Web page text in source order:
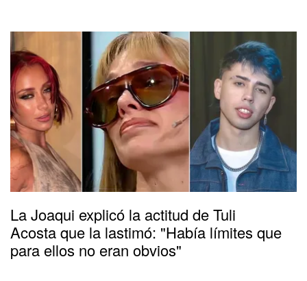
La Joaqui explicó la actitud de Tuli
Acosta que la lastimó: "Había límites que
para ellos no eran obvios"